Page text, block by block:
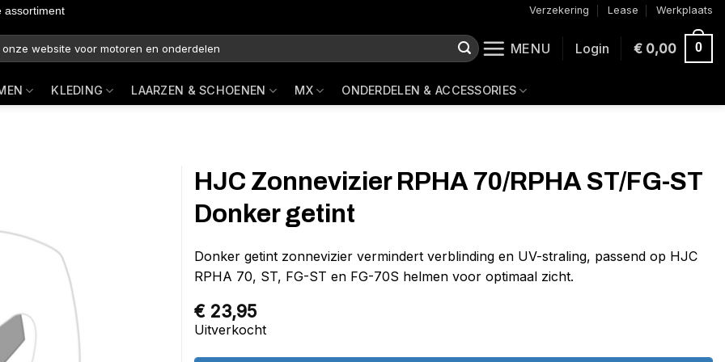
assortiment Verzekering Lease Werkplaats
MENU Login €0,00 0
KLEDING LAARZEN & SCHOENEN MX ONDERDELEN & ACCESSORIES
HJC Zonnevizier RPHA 70/RPHA ST/FG-ST
Donker getint
Donker getint zonnevizier vermindert verblinding en UV-straling, passend op HJC
RPHA 70, ST, FG-ST en FG-70S helmen voor optimaal zicht.
€ 23,95
Uitverkocht